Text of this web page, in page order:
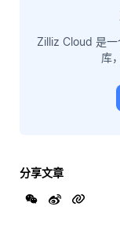
Zilliz Cloud 是一
库
分享文章